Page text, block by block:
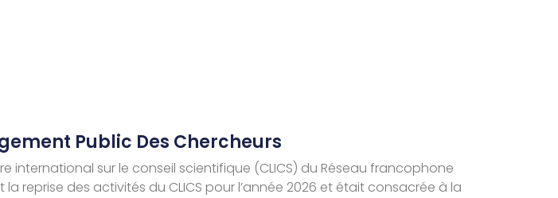
Public Des Chercheurs
international sur le conseil scientifique (CLICS) du Réseau francophone
reprise des activités du CLICS pour l’année 2026 et était consacrée à la